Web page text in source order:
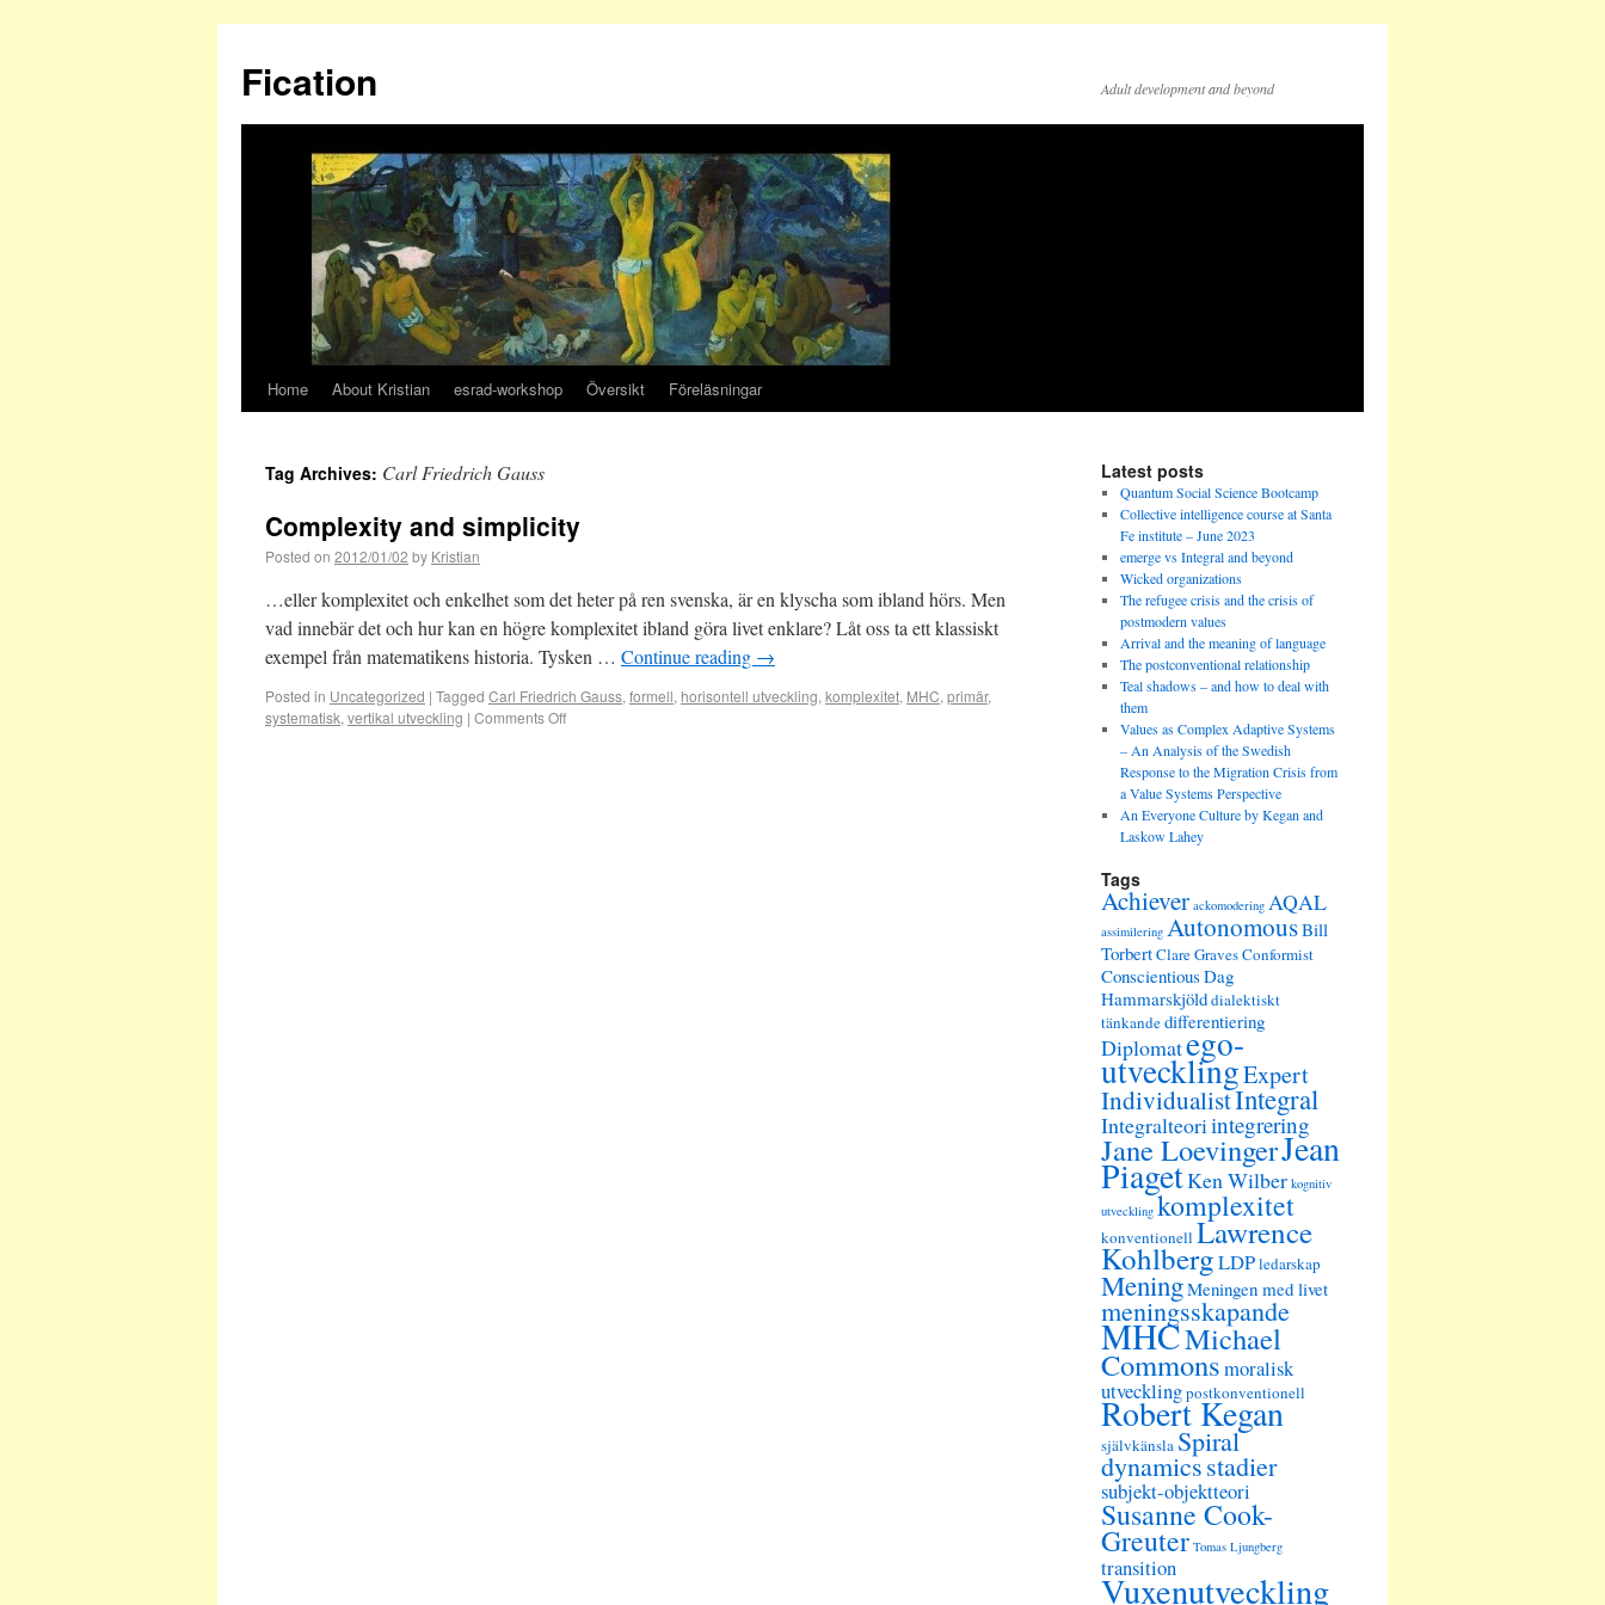
Fication Adult development and beyond
Home About Kristian esrad-workshop Översikt Föreläsningar
Tag Archives: Carl Friedrich Gauss
Complexity and simplicity
Posted on 2012/01/02 by Kristian
…eller komplexitet och enkelhet som det heter på ren svenska, är en klyscha som ibland hörs. Men
vad innebär det och hur kan en högre komplexitet ibland göra livet enklare? Låt oss ta ett klassiskt
exempel från matematikens historia. Tysken … Continue reading →
Posted in Uncategorized | Tagged Carl Friedrich Gauss, formell, horisontell utveckling, komplexitet, MHC, primär,
systematisk, vertikal utveckling | Comments Off
Latest posts
Quantum Social Science Bootcamp
Collective intelligence course at Santa
Fe institute – June 2023
emerge vs Integral and beyond
Wicked organizations
The refugee crisis and the crisis of
postmodern values
Arrival and the meaning of language
The postconventional relationship
Teal shadows – and how to deal with
them
Values as Complex Adaptive Systems
– An Analysis of the Swedish
Response to the Migration Crisis from
a Value Systems Perspective
An Everyone Culture by Kegan and
Laskow Lahey
Tags
Achiever ackomodering AQAL
assimilering AutonomousBill
TorbertClare GravesConformist
ConscientiousDag
Hammarskjölddialektiskt
tänkandedifferentiering
Diplomatego-
utvecklingExpert
IndividualistIntegral
Integralteoriintegrering
Jane LoevingerJean
PiagetKen Wilber kognitiv
utveckling komplexitet
konventionell Lawrence
KohlbergLDPledarskap
MeningMeningen med livet
meningsskapande
MHCMichael
Commonsmoralisk
utvecklingpostkonventionell
Robert Kegan
självkänsla Spiral
dynamicsstadier
subjekt-objektteori
Susanne Cook-
Greuter Tomas Ljungberg
transition
Vuxenutveckling